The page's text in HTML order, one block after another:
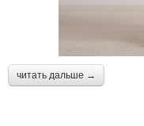
читать дальше →